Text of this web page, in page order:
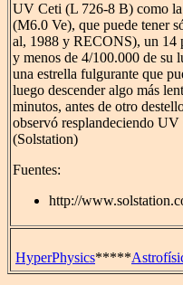
UV Ceti (L 726-8 B) como la
(M6.0 Ve), que puede tener
al, 1988 y RECONS), un 14
y menos de 4/100.000 de su
una estrella fulgurante que
luego descender algo más
minutos, antes de otro
observó resplandeciendo
(Solstation)
Fuentes:
http://
HyperPhysics*****